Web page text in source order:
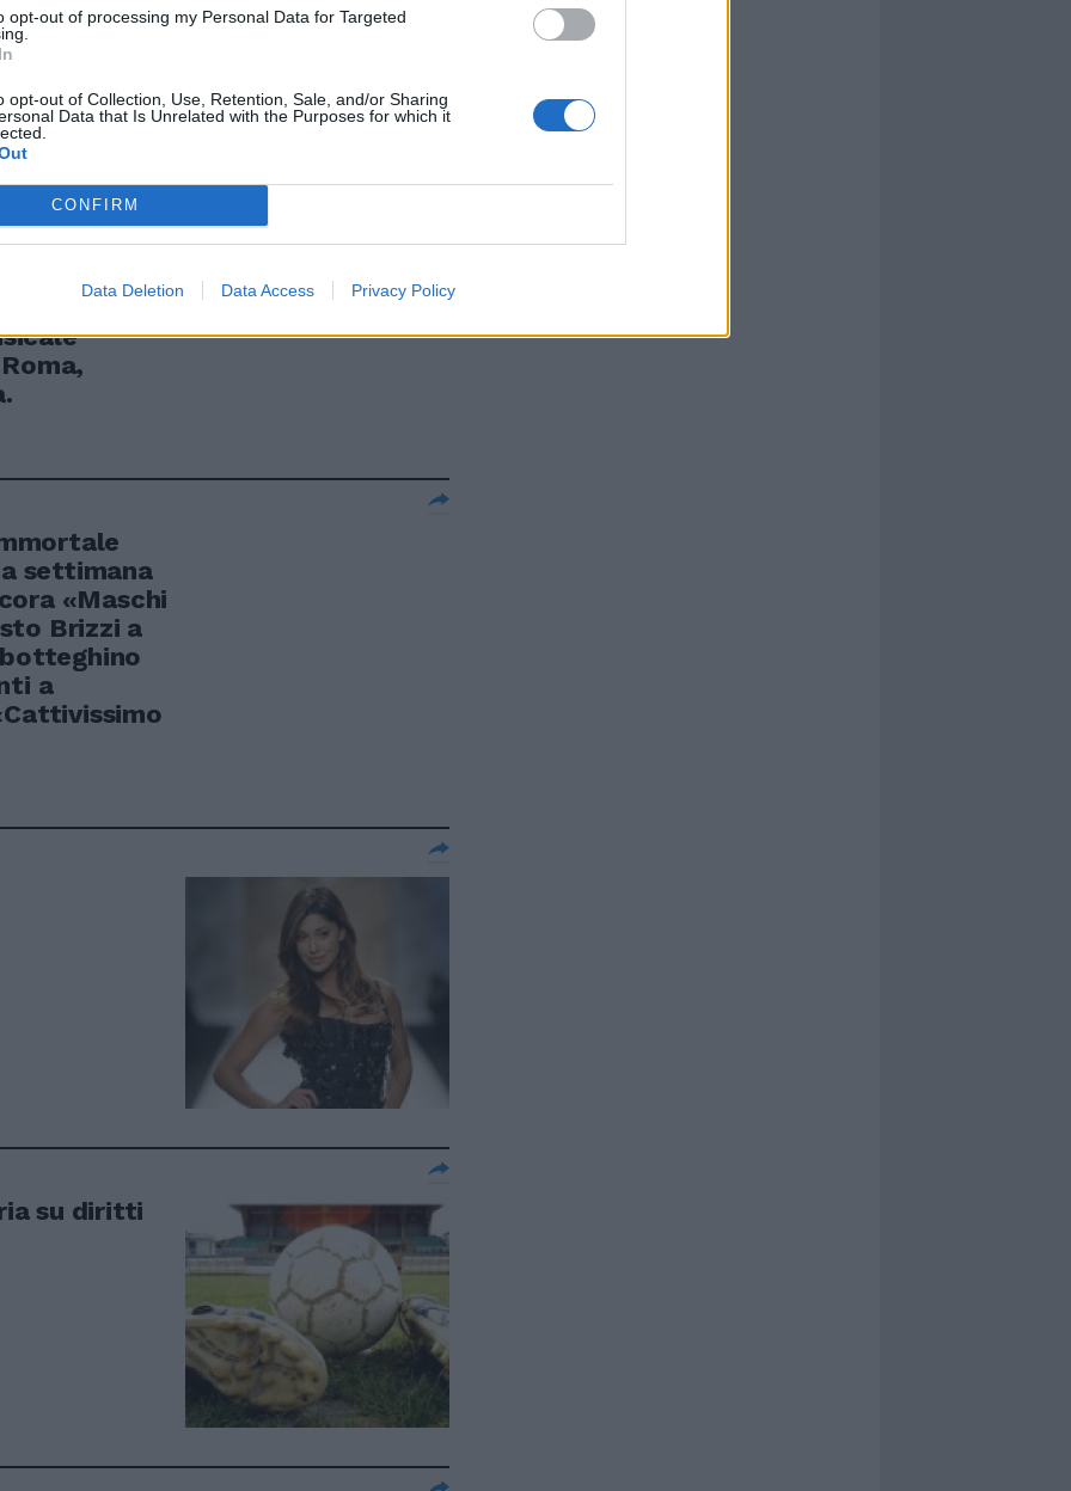
opt-out of processing my Personal Data for Targeted
opt-out of Collection, Use, Retention, Sale, and/or Sharing
Data that Is Unrelated with the Purposes for which it
CONFIRM
Data Deletion Data Access Privacy Policy
oltre i
settimane
saldo
con 2
totale
una
settimana
«Maschi
Brizzi a
a
su diritti